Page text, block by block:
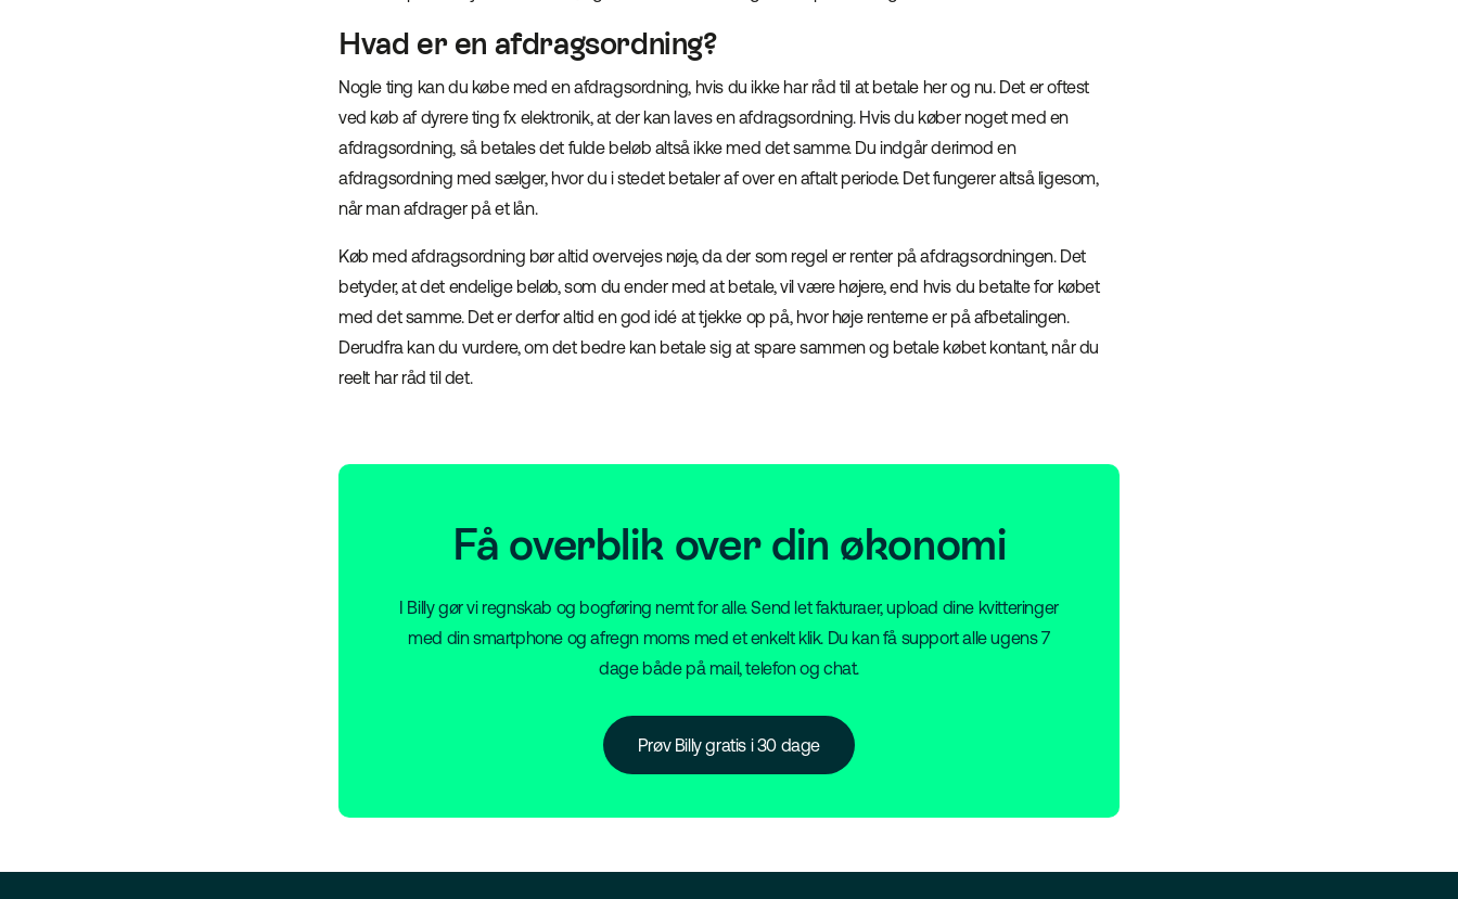
Hvad er en afdragsordning?
Nogle ting kan du købe med en afdragsordning, hvis du ikke har råd til at betale her og nu. Det er oftest
ved køb af dyrere ting fx elektronik, at der kan laves en afdragsordning. Hvis du køber noget med en
afdragsordning, så betales det fulde beløb altså ikke med det samme. Du indgår derimod en
afdragsordning med sælger, hvor du i stedet betaler af over en aftalt periode. Det fungerer altså ligesom,
når man afdrager på et lån.
Køb med afdragsordning bør altid overvejes nøje, da der som regel er renter på afdragsordningen. Det
betyder, at det endelige beløb, som du ender med at betale, vil være højere, end hvis du betalte for købet
med det samme. Det er derfor altid en god idé at tjekke op på, hvor høje renterne er på afbetalingen.
Derudfra kan du vurdere, om det bedre kan betale sig at spare sammen og betale købet kontant, når du
reelt har råd til det.
Få overblik over din økonomi
I Billy gør vi regnskab og bogføring nemt for alle. Send let fakturaer, upload dine kvitteringer
med din smartphone og afregn moms med et enkelt klik. Du kan få support alle ugens 7
dage både på mail, telefon og chat.
Prøv Billy gratis i 30 dage